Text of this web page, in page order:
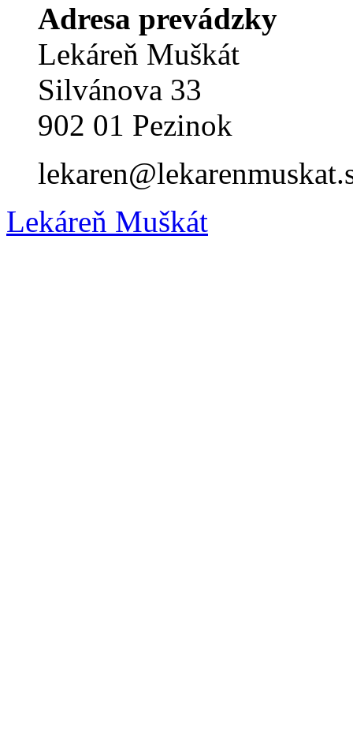
Adresa prevádzky
Lekáreň Muškát
Silvánova 33
902 01 Pezinok
Lekáreň Muškát